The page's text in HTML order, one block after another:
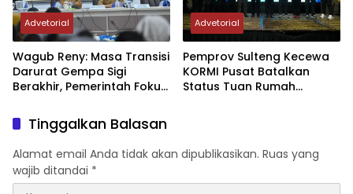
Advetorial
Wagub Reny: Masa Transisi
Darurat Gempa Sigi
Berakhir, Pemerintah Fokus
Advetorial
Pemprov Sulteng Kecewa
KORMI Pusat Batalkan
Status Tuan Rumah
Tinggalkan Balasan
Alamat email Anda tidak akan dipublikasikan. Ruas yang
wajib ditandai *